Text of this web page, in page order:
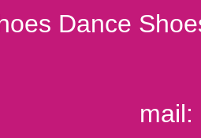
Dance